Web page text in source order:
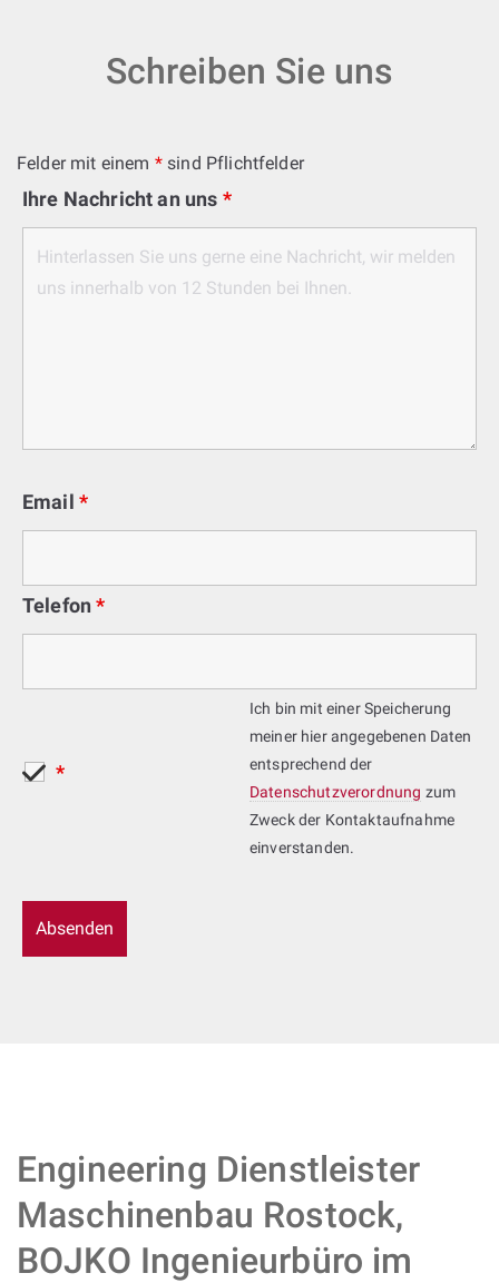
Schreiben Sie uns
Felder mit einem *sind Pflichtfelder
Ihre Nachricht an uns *
Email *
Telefon*
*
Ich bin mit einer Speicherung
meiner hier angegebenen Daten
entsprechend der
Datenschutzverordnung zum
Zweck der Kontaktaufnahme
einverstanden.
Engineering Dienstleister
Maschinenbau Rostock,
BOJKO Ingenieurbüro im